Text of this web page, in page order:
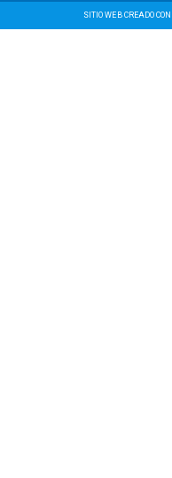
SITIO WEB CREADO